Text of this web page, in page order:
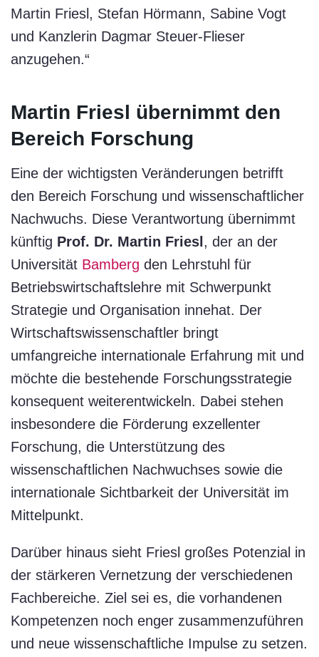
Martin Friesl, Stefan Hörmann, Sabine Vogt
und Kanzlerin Dagmar Steuer-Flieser
anzugehen.“
Martin Friesl übernimmt den
Bereich Forschung
Eine der wichtigsten Veränderungen betrifft
den Bereich Forschung und wissenschaftlicher
Nachwuchs. Diese Verantwortung übernimmt
künftig Prof. Dr. Martin Friesl, der an der
Universität Bamberg den Lehrstuhl für
Betriebswirtschaftslehre mit Schwerpunkt
Strategie und Organisation innehat. Der
Wirtschaftswissenschaftler bringt
umfangreiche internationale Erfahrung mit und
möchte die bestehende Forschungsstrategie
konsequent weiterentwickeln. Dabei stehen
insbesondere die Förderung exzellenter
Forschung, die Unterstützung des
wissenschaftlichen Nachwuchses sowie die
internationale Sichtbarkeit der Universität im
Mittelpunkt.
Darüber hinaus sieht Friesl großes Potenzial in
der stärkeren Vernetzung der verschiedenen
Fachbereiche. Ziel sei es, die vorhandenen
Kompetenzen noch enger zusammenzuführen
und neue wissenschaftliche Impulse zu setzen.